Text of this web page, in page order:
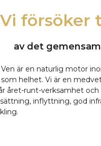
Vi försöker
av det
är en naturlig motor
helhet. Vi är en
året-runt-verksamhet
inflyttning, god